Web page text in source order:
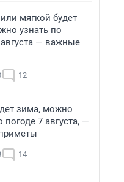
мягкой будет
узнать по
августа — важные
12
зима, можно
погоде 7 августа, —
14